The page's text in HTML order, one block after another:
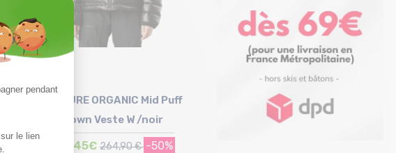
PICTURE ORGANIC Mid Puff
Down Veste W /noir
132,45€ 264,90 € -50%